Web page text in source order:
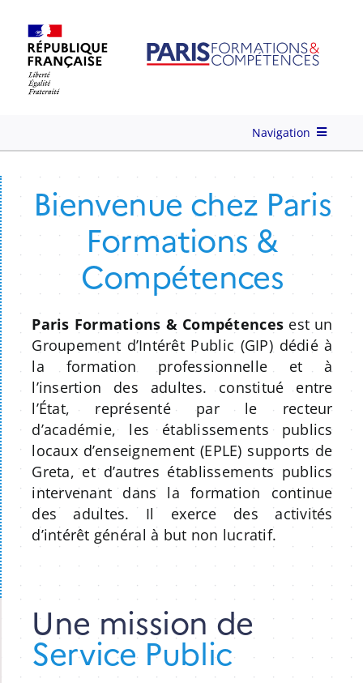
content
Navigation
Qui-sommes-nous ?
Nos Services
Formations
Ingénierie de Formation
Apprentissage
Bilan de Compétences
Validation des acquis – VAE
Notre Réseau
Actualités
Contact
Bienvenue chez Paris
Formations &
Compétences
Paris Formations & Compétences est un
Groupement d’Intérêt Public (GIP) dédié à
la formation professionnelle et à
l’insertion des adultes. constitué entre
l’État, représenté par le recteur
d’académie, les établissements publics
locaux d’enseignement (EPLE) supports de
Greta, et d’autres établissements publics
intervenant dans la formation continue
des adultes. Il exerce des activités
d’intérêt général à but non lucratif.
Une mission de
Service Public